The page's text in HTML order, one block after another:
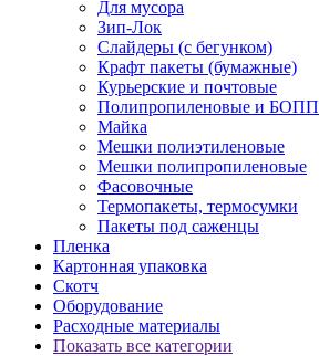
Для мусора
Зип-Лок
Слайдеры (с бегунком)
Крафт пакеты (бумажные)
Курьерские и почтовые
Полипропиленовые и БОПП
Майка
Мешки полиэтиленовые
Мешки полипропиленовые
Фасовочные
Термопакеты, термосумки
Пакеты под саженцы
Пленка
Картонная упаковка
Скотч
Оборудование
Расходные материалы
Показать все категории